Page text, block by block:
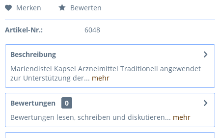
Merken Bewerten
Artikel-Nr.: 6048
Beschreibung
Mariendistel Kapsel Arzneimittel Traditionell angewendet
zur Unterstützung der... mehr
Bewertungen
0
Bewertungen lesen, schreiben und diskutieren... mehr